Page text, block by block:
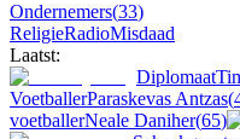
Ondernemers(33)
ReligieRadioMisdaad
Laatst:
Diplomaat
VoetballerParaskevas Antzas(
voetballerNeale Daniher(65)